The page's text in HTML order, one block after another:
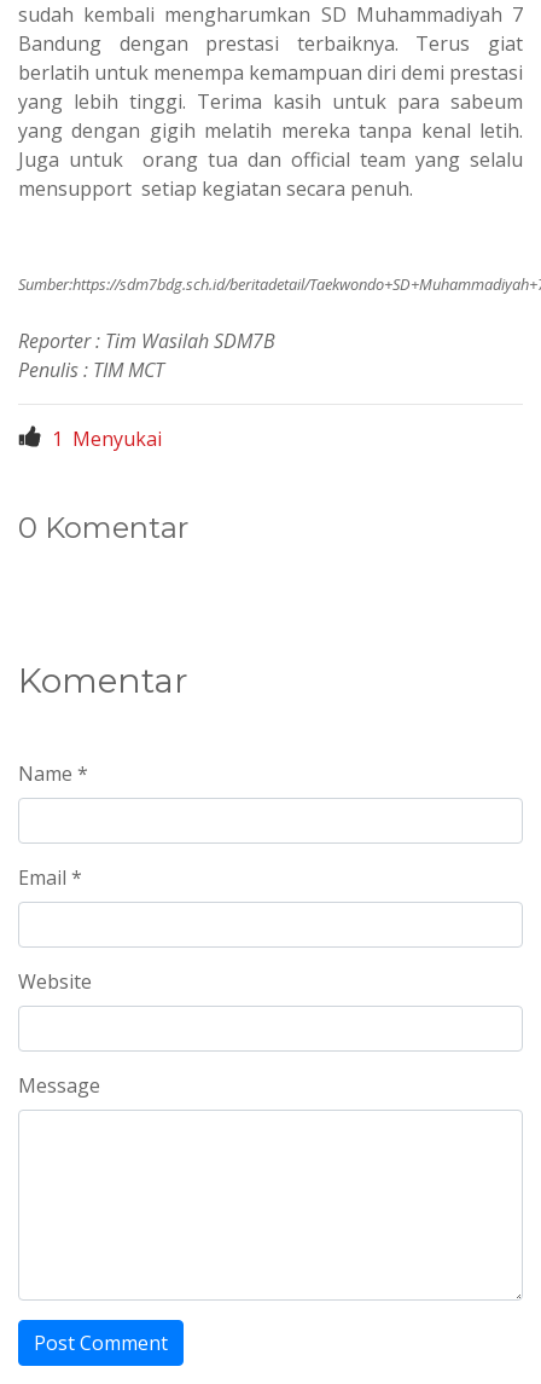
sudah kembali mengharumkan SD Muhammadiyah 7
Bandung dengan prestasi terbaiknya. Terus giat
berlatih untuk menempa kemampuan diri demi prestasi
yang lebih tinggi. Terima kasih untuk para sabeum
yang dengan gigih melatih mereka tanpa kenal letih.
Juga untuk orang tua dan official team yang selalu
mensupport setiap kegiatan secara penuh.
Sumber:https://sdm7bdg.sch.id/beritadetail/
Reporter : Tim Wasilah SDM7B
Penulis : TIM MCT
1 Menyukai
0 Komentar
Komentar
Name *
Email *
Website
Message